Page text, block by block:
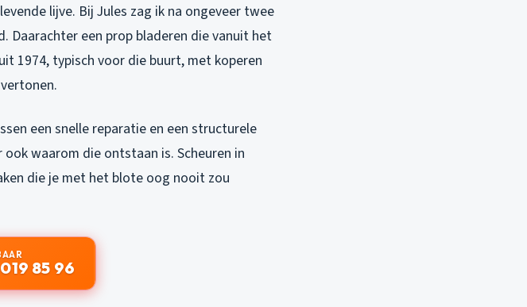
lijve. Bij Jules zag ik na ongeveer twee
Daarachter een prop bladeren die vanuit het
1974, typisch voor die buurt, met koperen
een snelle reparatie en een structurele
waarom die ontstaan is. Scheuren in
die je met het blote oog nooit zou
85 96